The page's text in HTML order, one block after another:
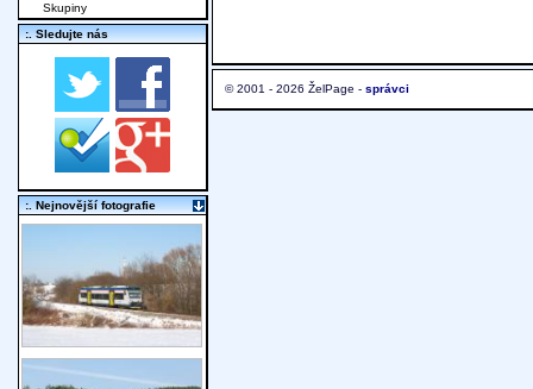
© 2001 - 2026 ŽelPage - správci
Skupiny
:. Sledujte nás
:. Nejnovější fotografie